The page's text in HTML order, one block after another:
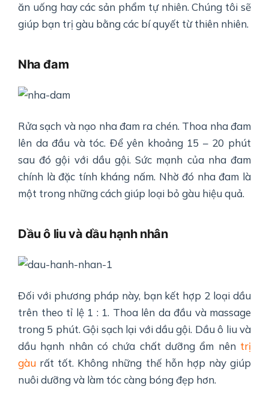
ăn uống hay các sản phẩm tự nhiên. Chúng tôi sẽ
giúp bạn trị gàu bằng các bí quyết từ thiên nhiên.
Nha đam
Rửa sạch và nạo nha đam ra chén. Thoa nha đam
lên da đầu và tóc. Để yên khoảng 15 – 20 phút
sau đó gội với dầu gội. Sức mạnh của nha đam
chính là đặc tính kháng nấm. Nhờ đó nha đam là
một trong những cách giúp loại bỏ gàu hiệu quả.
Dầu ô liu và dầu hạnh nhân
Đối với phương pháp này, bạn kết hợp 2 loại dầu
trên theo tỉ lệ 1 : 1. Thoa lên da đầu và massage
trong 5 phút. Gội sạch lại với dầu gội. Dầu ô liu và
dầu hạnh nhân có chứa chất dưỡng ẩm nên trị
gàu rất tốt. Không những thế hỗn hợp này giúp
nuôi dưỡng và làm tóc càng bóng đẹp hơn.